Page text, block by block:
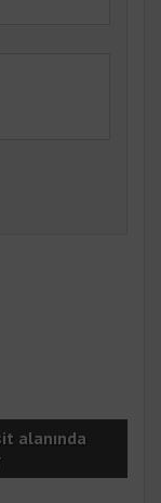
alanında